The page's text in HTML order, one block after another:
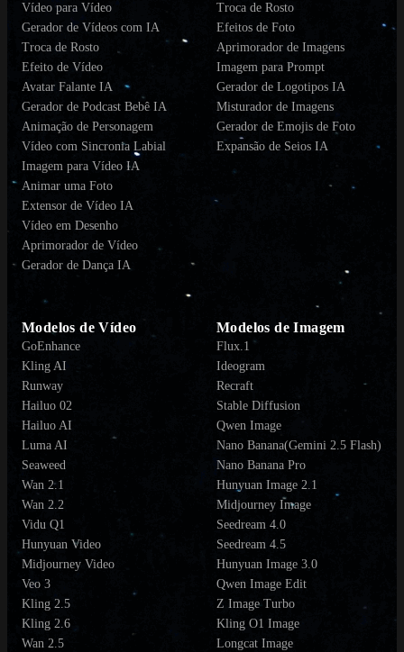
Vídeo para Vídeo
Gerador de Vídeos com IA
Troca de Rosto
Efeito de Vídeo
Avatar Falante IA
Gerador de Podcast Bebê IA
Animação de Personagem
Vídeo com Sincronia Labial
Imagem para Vídeo IA
Animar uma Foto
Extensor de Vídeo IA
Vídeo em Desenho
Aprimorador de Vídeo
Gerador de Dança IA
Troca de Rosto
Efeitos de Foto
Aprimorador de Imagens
Imagem para Prompt
Gerador de Logotipos IA
Misturador de Imagens
Gerador de Emojis de Foto
Expansão de Seios IA
Modelos de Vídeo
GoEnhance
Kling AI
Runway
Hailuo 02
Hailuo AI
Luma AI
Seaweed
Wan 2.1
Wan 2.2
Vidu Q1
Hunyuan Video
Midjourney Video
Veo 3
Kling 2.5
Kling 2.6
Wan 2.5
Modelos de Imagem
Flux.1
Ideogram
Recraft
Stable Diffusion
Qwen Image
Nano Banana(Gemini 2.5 Flash)
Nano Banana Pro
Hunyuan Image 2.1
Midjourney Image
Seedream 4.0
Seedream 4.5
Hunyuan Image 3.0
Qwen Image Edit
Z Image Turbo
Kling O1 Image
Longcat Image